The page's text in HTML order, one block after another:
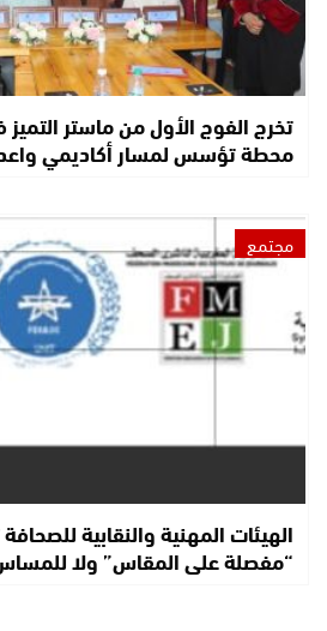
تخرج الفوج الأول من ماستر
محطة تؤسس لمسار أكاديمي
مجتمع
الهيئات المهنية والنقابية
“مفصلة على المقاس” ولا